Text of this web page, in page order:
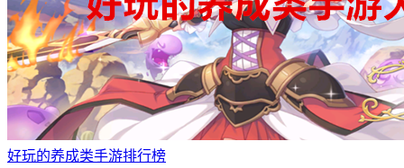
好玩的养成类手游排行榜